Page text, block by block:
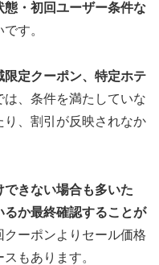
・初回ユーザー条件な
す。
定クーポン、特定ホテ
は、条件を満たしていな
、割引が反映されなか
きない場合も多いた
か最終確認することが
ーポンよりセール価格
もあります。